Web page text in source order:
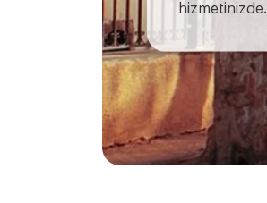
hizmetinizde.